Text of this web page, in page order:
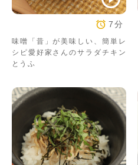
7分
味噌「昔」が美味しい、簡単レ
シピ愛好家さんのサラダチキン
とうふ